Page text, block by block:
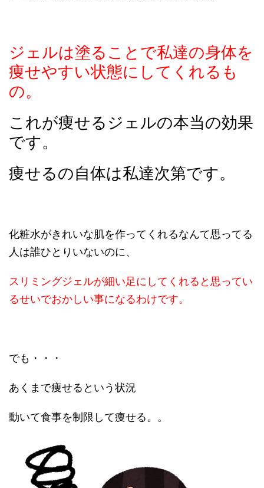
ジェルは塗ることで私達の身体を
痩せやすい状態にしてくれるも
の。
これが痩せるジェルの本当の効果
です。
痩せるの自体は私達次第です。
化粧水がきれいな肌を作ってくれるなんて思ってる
人は誰ひとりいないのに、
スリミングジェルが細い足にしてくれると思ってい
るせいでおかしい事になるわけです。
でも・・・
あくまで痩せるという状況
動いて食事を制限して痩せる。。